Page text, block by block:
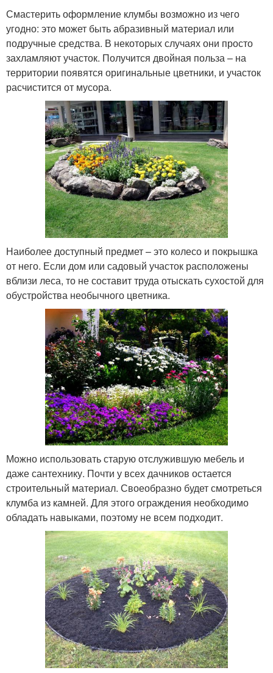
Смастерить оформление клумбы возможно из чего
угодно: это может быть абразивный материал или
подручные средства. В некоторых случаях они просто
захламляют участок. Получится двойная польза – на
территории появятся оригинальные цветники, и участок
расчистится от мусора.
Наиболее доступный предмет – это колесо и покрышка
от него. Если дом или садовый участок расположены
вблизи леса, то не составит труда отыскать сухостой для
обустройства необычного цветника.
Можно использовать старую отслужившую мебель и
даже сантехнику. Почти у всех дачников остается
строительный материал. Своеобразно будет смотреться
клумба из камней. Для этого ограждения необходимо
обладать навыками, поэтому не всем подходит.